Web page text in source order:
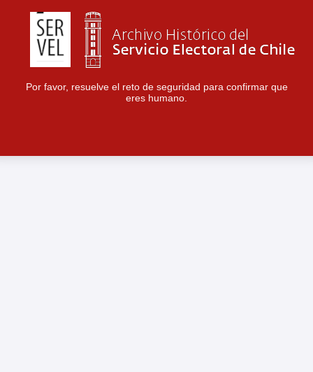
Por favor, resuelve el reto de seguridad para confirmar que
eres humano.